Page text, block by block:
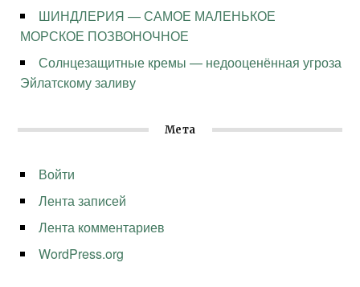
ШИНДЛЕРИЯ — САМОЕ МАЛЕНЬКОЕ
МОРСКОЕ ПОЗВОНОЧНОЕ
Солнцезащитные кремы — недооценённая угроза
Эйлатскому заливу
Мета
Войти
Лента записей
Лента комментариев
WordPress.org